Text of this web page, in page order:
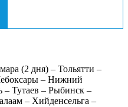
(2 дня) – Тольятти –
– Нижний
– Тутаев – Рыбинск –
– Хийденсельга –